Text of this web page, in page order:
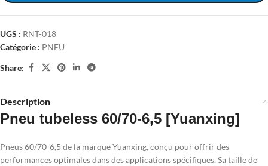
UGS : RNT-018
Catégorie : PNEU
Share:
Description
Pneu tubeless 60/70-6,5 [Yuanxing]
Pneus 60/70-6,5 de la marque Yuanxing, conçu pour offrir des
performances optimales dans des applications spécifiques. Sa taille de